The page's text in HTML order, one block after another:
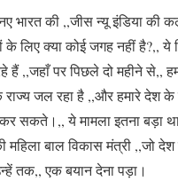
भारत की ,,जीस न्यू इंडिया की
के लिए क्या कोई जगह नहीं है?,, ये
हैं ,,जहाँ पर पिछले दो महीने से,,
जल रहा है ,,और हमारे देश के
सकते।,, ये मामला इतना बड़ा था
महिला बाल विकास मंत्री ,,जो
तक,, एक बयान देना पड़ा।